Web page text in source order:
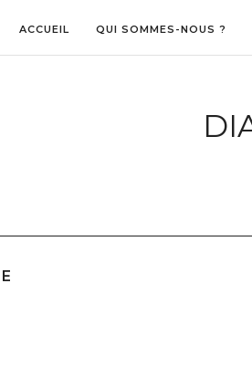
ACCUEIL QUI SOMMES-NOUS ?